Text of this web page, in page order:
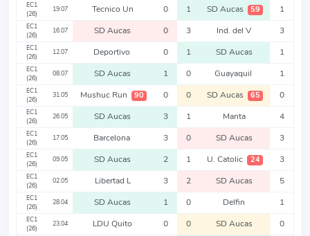
EC1
(26)
19.07 Tecnico Un 0 1 SD Aucas 59 1
EC1
(26)
16.07 SD Aucas 0 3 Ind. del V 3
EC1
(26)
12.07 Deportivo 0 1 SD Aucas 1
EC1
(26)
08.07 SD Aucas 1 0 Guayaquil 1
EC1
(26)
31.05 Mushuc Run 90 0 0 SD Aucas 65 0
EC1
(26)
26.05 SD Aucas 3 1 Manta 4
EC1
(26)
17.05 Barcelona 3 0 SD Aucas 3
EC1
(26)
09.05 SD Aucas 2 1 U. Catolic 24 3
EC1
(26)
02.05 Libertad L 3 2 SD Aucas 5
EC1
(26)
28.04 SD Aucas 1 0 Delfin 1
EC1
(26)
23.04 LDU Quito 0 0 SD Aucas 0